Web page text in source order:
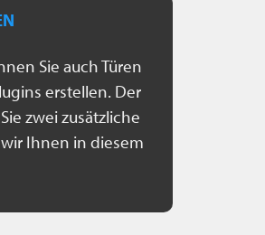
Sie auch Türen
erstellen. Der
zwei zusätzliche
Ihnen in diesem